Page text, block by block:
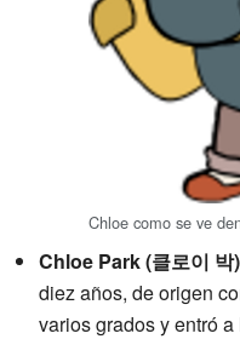
Chloe como se ve
Chloe Park (클로이 박)
diez años, de origen
varios grados y entró a